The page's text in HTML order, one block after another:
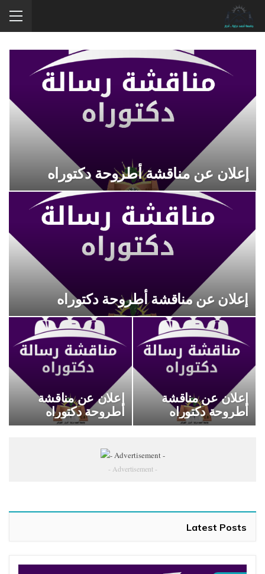
إعلان عن مناقشة أطروحة دكتوراه
إعلان عن مناقشة أطروحة دكتوراه
إعلان عن مناقشة
أطروحة دكتوراه
إعلان عن مناقشة
أطروحة دكتوراه
- Advertisement -
Latest Posts